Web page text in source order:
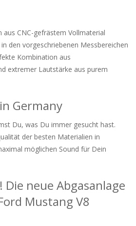
aus CNC-gefrästem Vollmaterial
den vorgeschriebenen Messbereichen
Kombination aus
extremer Lautstärke aus purem
Germany
Du, was Du immer gesucht hast.
der besten Materialien in
möglichen Sound für Dein
Die neue Abgasanlage
Mustang V8